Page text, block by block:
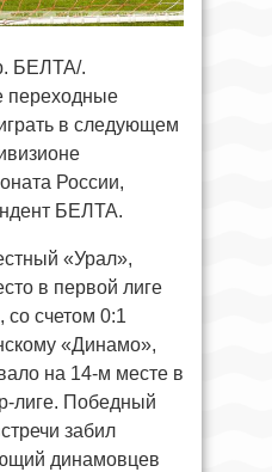
БЕЛТА/.
переходные
в следующем
России,
БЕЛТА.
«Урал»,
в первой лиге
со счетом 0:1
«Динамо»,
на 14-м месте в
лиге. Победный
забил
динамовцев